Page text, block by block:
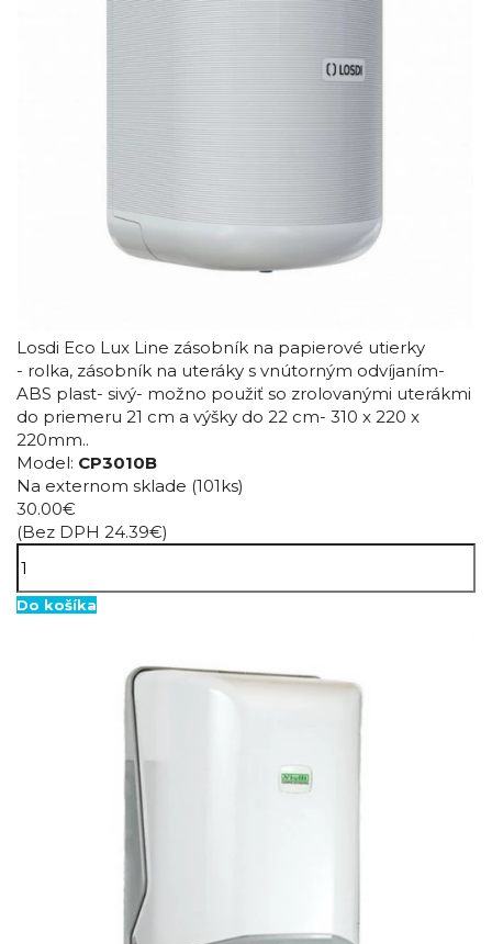
Losdi Eco Lux Line zásobník na papierové utierky
- rolka, zásobník na uteráky s vnútorným odvíjaním-
ABS plast- sivý- možno použiť so zrolovanými uterákmi
do priemeru 21 cm a výšky do 22 cm- 310 x 220 x
220mm..
Model: CP3010B
Na externom sklade (101ks)
30.00€
(Bez DPH 24.39€)
Do košíka